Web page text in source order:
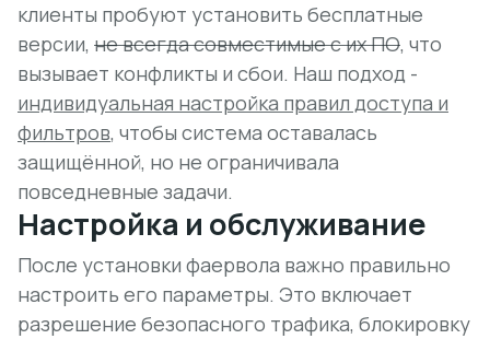
клиенты пробуют установить бесплатные
версии, не всегда совместимые с их ПО, что
вызывает конфликты и сбои. Наш подход -
индивидуальная настройка правил доступа и
фильтров, чтобы система оставалась
защищённой, но не ограничивала
повседневные задачи.
Настройка и обслуживание
После установки фаервола важно правильно
настроить его параметры. Это включает
разрешение безопасного трафика, блокировку